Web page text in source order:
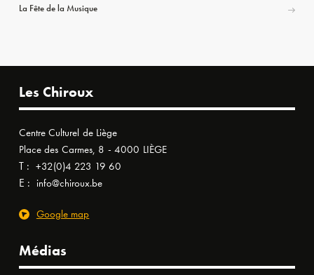
La Fête de la Musique
Les Chiroux
Centre Culturel de Liège
Place des Carmes, 8 - 4000 LIÈGE
T : +32(0)4 223 19 60
E : info@chiroux.be
Google map
Médias